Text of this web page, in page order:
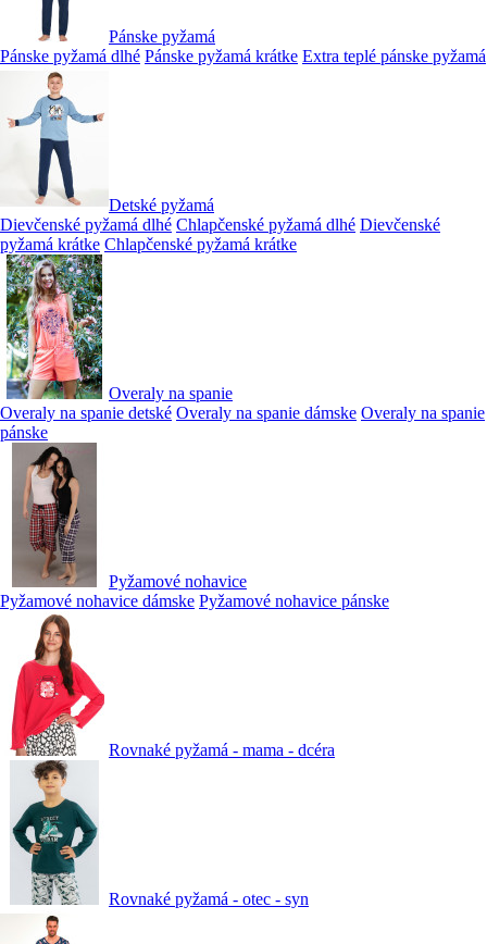
Pánske pyžamá
Pánske pyžamá dlhé Pánske pyžamá krátke Extra teplé pánske pyžamá
Detské pyžamá
Dievčenské pyžamá dlhé Chlapčenské pyžamá dlhé Dievčenské
pyžamá krátke Chlapčenské pyžamá krátke
Overaly na spanie
Overaly na spanie detské Overaly na spanie dámske Overaly na spanie
pánske
Pyžamové nohavice
Pyžamové nohavice dámske Pyžamové nohavice pánske
Rovnaké pyžamá - mama - dcéra
Rovnaké pyžamá - otec - syn